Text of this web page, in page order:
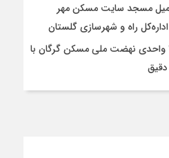
مسجد سایت مسکن مهر
راه و شهرسازی گلستان
شتاب در اجرای پروژه ۱۲۶۰ واحدی نهضت ملی مسکن گرگان با